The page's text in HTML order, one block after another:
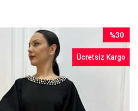
%30
İndirim
%30İndirim
Ücretsiz Kargo